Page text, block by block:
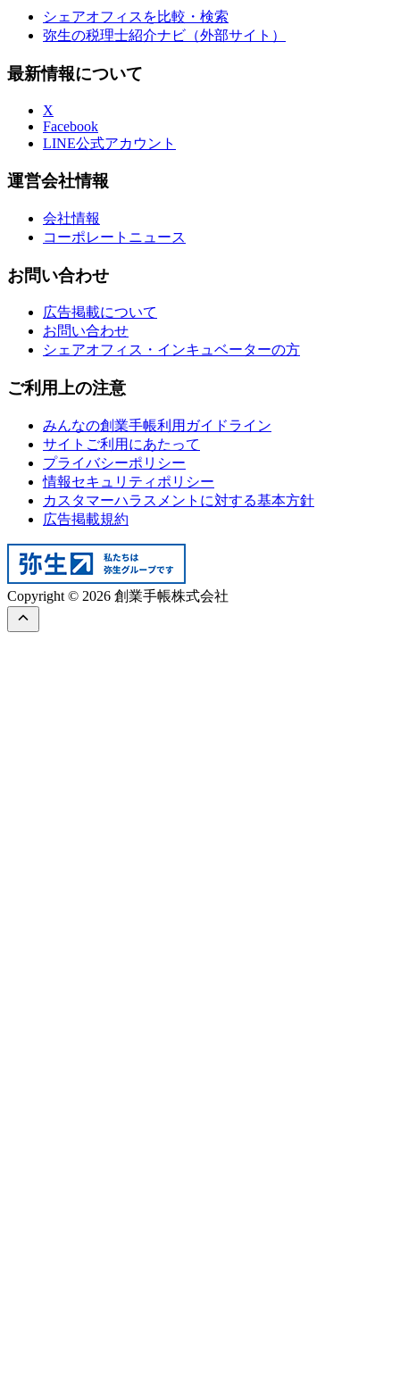
シェアオフィスを比較・検索
弥生の税理士紹介ナビ（外部サイト）
最新情報について
X
Facebook
LINE公式アカウント
運営会社情報
会社情報
コーポレートニュース
お問い合わせ
広告掲載について
お問い合わせ
シェアオフィス・インキュベーターの方
ご利用上の注意
みんなの創業手帳利用ガイドライン
サイトご利用にあたって
プライバシーポリシー
情報セキュリティポリシー
カスタマーハラスメントに対する基本方針
広告掲載規約
Copyright © 2026 創業手帳株式会社